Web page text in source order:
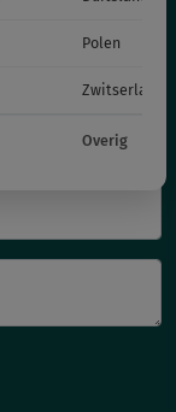
Polen
Zwitserland
Overig